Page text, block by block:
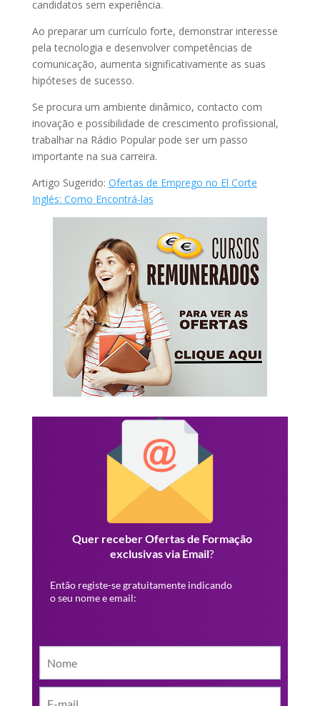
candidatos sem experiência.
Ao preparar um currículo forte, demonstrar interesse
pela tecnologia e desenvolver competências de
comunicação, aumenta significativamente as suas
hipóteses de sucesso.
Se procura um ambiente dinâmico, contacto com
inovação e possibilidade de crescimento profissional,
trabalhar na Rádio Popular pode ser um passo
importante na sua carreira.
Artigo Sugerido: Ofertas de Emprego no El Corte
Inglés: Como Encontrá-las